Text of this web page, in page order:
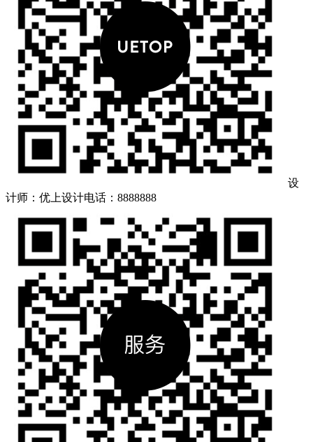
设
计师：优上设计电话：8888888